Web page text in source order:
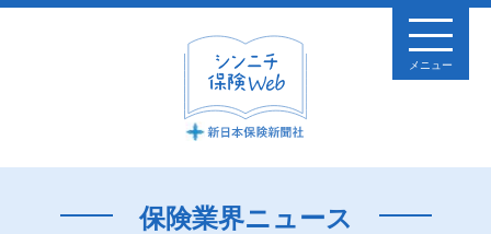
メニュー
保険業界ニュース